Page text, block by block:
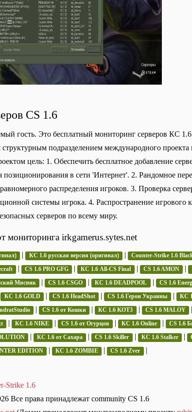
CS 1.6
гость. Это бесплатный мониторинг серверов КС
структурным подразделением международного
цель: 1. Обеспечить бесплатное добавление
позиционирования в сети 'Интернет'. 2. Рандомное
распределения игроков. 3. Проверка
системы игрока. 4. Распространение игрового
серверов по всему миру.
мониторинга irkgamerus.sytes.net
| КС 1.6 русская версия (оригинал) | Counter-Strike 1.6
| CS 1.6 PRO GFG | КС 1.6 All-CS Final | CS 1.6 AMON |
Мясник | CS 1.6 CSGO | КС 1.6 DEADPOOL | CS 1.6
КС 1.6 GOLD | CS 1.6 HeadShot | CS 1.6 Герои Украины | КС
| CS 1.6 от Кошки | КС 1.6 KOT3 | CS 1.6 MALOY |
| КС 1.6 NIKE | CS 1.6 от Огурцов | КС 1.6 Online | CS 1.6
| КС 1.6 от Сахара | CS 1.6 Skiller | КС 1.6 Stalker |
EDITION | КС 1.6 ZOMBIE | CS 1.6 Zver |
Strike 1.6
Все права принадлежат community CS 1.6